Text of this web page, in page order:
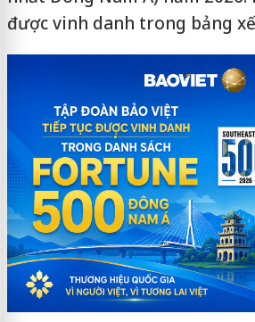
được vinh danh trong bảng